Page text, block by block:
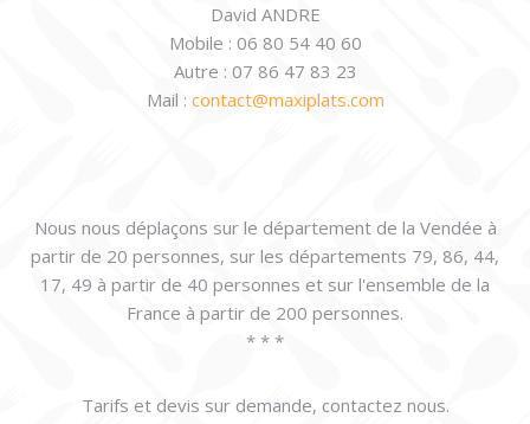
David ANDRE
Mobile : 06 80 54 40 60
Autre : 07 86 47 83 23
Mail : contact@maxiplats.com
Nous nous déplaçons sur le département de la Vendée à
partir de 20 personnes, sur les départements 79, 86, 44,
17, 49 à partir de 40 personnes et sur l'ensemble de la
France à partir de 200 personnes.
* * *
Tarifs et devis sur demande, contactez nous.